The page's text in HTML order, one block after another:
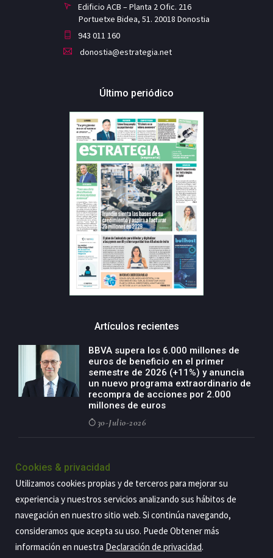
Edificio ACB – Planta 2 Ofic. 216
Portuetxe Bidea, 51. 20018 Donostia
943 011 160
donostia@estrategia.net
Último periódico
Artículos recientes
BBVA supera los 6.000 millones de
euros de beneficio en el primer
semestre de 2026 (+11%) y anuncia
un nuevo programa extraordinario de
recompra de acciones por 2.000
millones de euros
30-Julio-2026
negocio agro con un modelo global
de especialización presente en siete
países
29-Julio-2026
Cookies & privacidad
Utilizamos cookies propias y de terceros para mejorar su
experiencia y nuestros servicios analizando sus hábitos de
navegación en nuestro sitio web. Si continúa navegando,
consideramos que acepta su uso. Puede Obtener más
información en nuestra Declaración de privacidad.